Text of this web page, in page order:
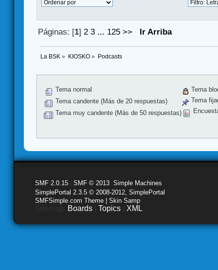
Páginas: [1] 2 3 ... 125 >> Ir Arriba
La BSK » KIOSKO» Podcasts
Tema normal
Tema candente (Más de 20 respuestas)
Tema muy candente (Más de 50 respuestas)
Tema
Tema
SMF 2.0.15 SMF © 2013 Simple Machines
SimplePortal 2.3.5 © 2008-2012, SimplePortal
SMFSimple.com Theme | Skin Samp
Boards Topics XML